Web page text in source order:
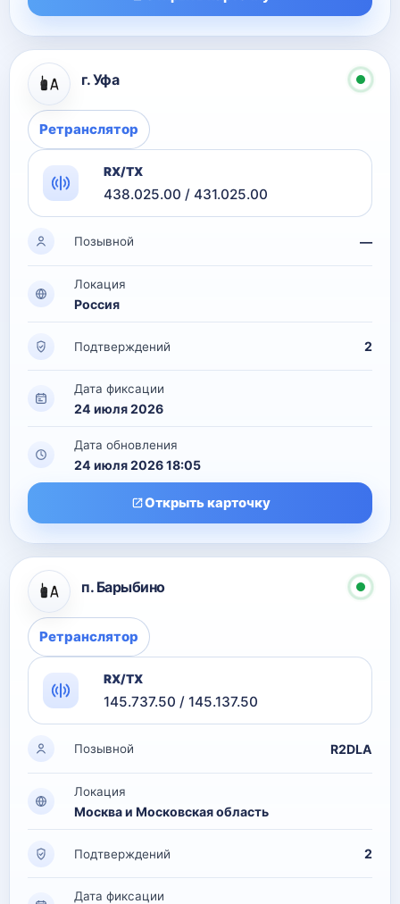
г. Уфа
Ретранслятор
RX/TX
438.025.00 / 431.025.00
Позывной —
Локация
Россия
Подтверждений 2
Дата фиксации
24 июля 2026
Дата обновления
24 июля 2026 18:05
Открыть карточку
п. Барыбино
Ретранслятор
RX/TX
145.737.50 / 145.137.50
Позывной R2DLA
Локация
Москва и Московская область
Подтверждений 2
Дата фиксации